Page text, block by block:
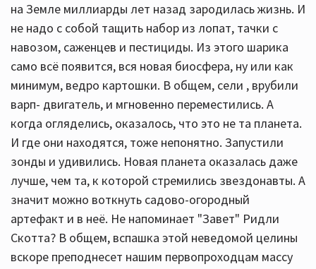
на Земле миллиарды лет назад зародилась жизнь. И
не надо с собой тащить набор из лопат, тачки с
навозом, саженцев и пестициды. Из этого шарика
само всё появится, вся новая биосфера, ну или как
минимум, ведро картошки. В общем, сели , врубили
варп- двигатель, и мгновенно переместились. А
когда огляделись, оказалось, что это не та планета.
И где они находятся, тоже непонятно. Запустили
зонды и удивились. Новая планета оказалась даже
лучше, чем та, к которой стремились звездонавты. А
значит можно воткнуть садово-огородный
артефакт и в неё. Не напоминает "Завет" Ридли
Скотта? В общем, вспашка этой неведомой целины
вскоре преподнесет нашим первопроходцам массу